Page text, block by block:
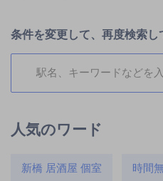
条件を変更して、再度検索し
人気のワード
新橋 居酒屋 個室 時間